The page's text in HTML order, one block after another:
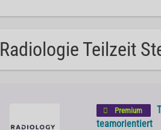
Radiologie Teilzeit
Premium
teamorientiert